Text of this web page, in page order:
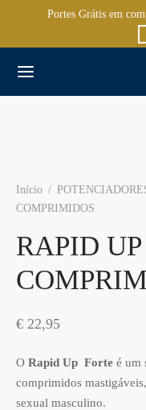
Portes Grátis em
Início /
COMPRIMIDOS
RAPID
€ 22,95
O Rapid Up Forte é um
comprimidos
sexual masculino.